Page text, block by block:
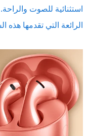
استثنائية للصوت
الرائعة التي تقدمها هذه